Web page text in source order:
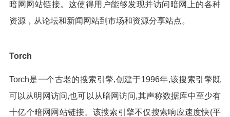
暗网网站链接。这使得用户能够发现并访问暗网上的各种
资源，从论坛和新闻网站到市场和资源分享站点。
Torch
Torch是一个古老的搜索引擎,创建于1996年,该搜索引擎既
可以从明网访问,也可以从暗网访问,其声称数据库中至少有
十亿个暗网网站链接。该搜索引擎不仅搜索响应速度快(平